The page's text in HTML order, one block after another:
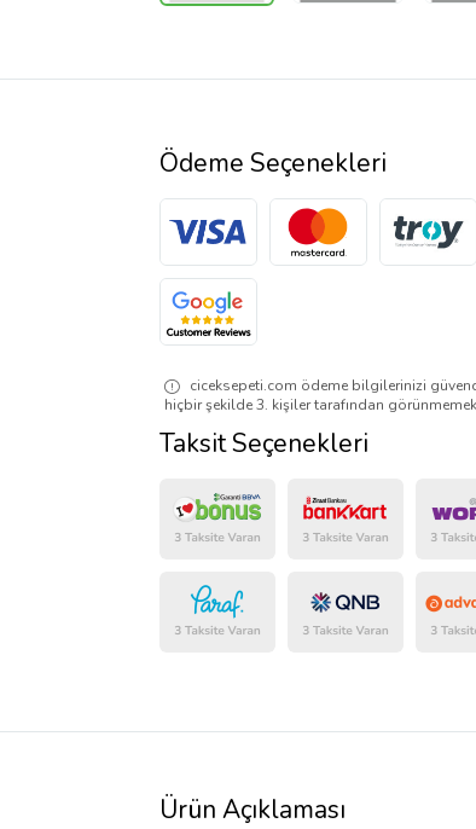
Ödeme Seçenekleri
ciceksepeti.com ödeme bilgilerinizi
hiçbir şekilde 3. kişiler tarafından
Taksit Seçenekleri
Ürün Açıklaması